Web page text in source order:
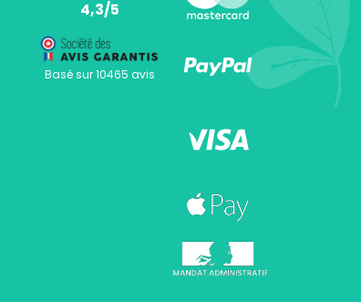
4,3/5
Basé sur 10465 avis